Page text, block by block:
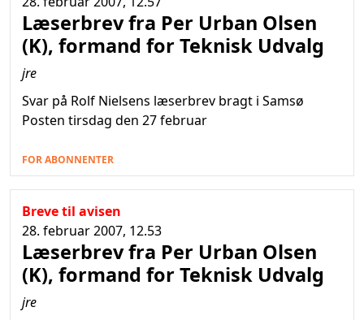
Læserbrev fra Per Urban Olsen
(K), formand for Teknisk Udvalg
jre
Svar på Rolf Nielsens læserbrev bragt i Samsø
Posten tirsdag den 27 februar
FOR ABONNENTER
Breve til avisen
28. februar 2007, 12.53
Læserbrev fra Per Urban Olsen
(K), formand for Teknisk Udvalg
jre